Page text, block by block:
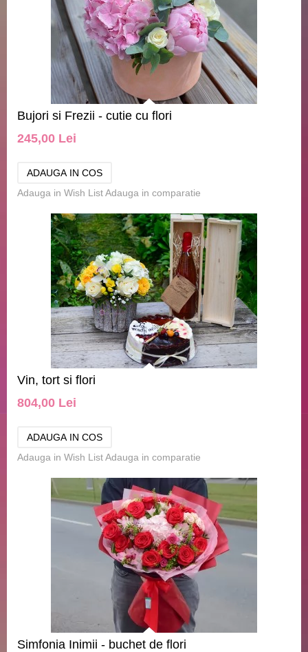
Bujori si Frezii - cutie cu flori
245,00 Lei
Adauga in Wish ListAdauga in comparatie
Vin, tort si flori
804,00 Lei
Adauga in Wish ListAdauga in comparatie
Simfonia Inimii - buchet de flori